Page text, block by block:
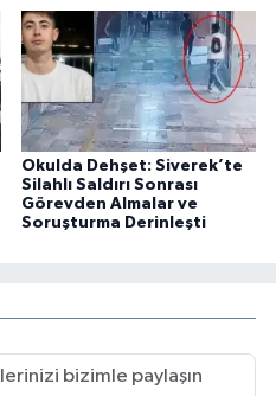
Okulda Dehşet: Siverek’te
Silahlı Saldırı Sonrası
Görevden Almalar ve
Soruşturma Derinleşti